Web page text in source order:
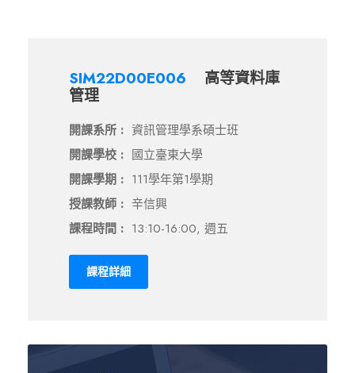
SIM22D00E006
高等資料庫
管理
開課系所 : 資訊管理學系碩士班
開課學校 : 國立臺東大學
開課學期 : 111學年第1學期
授課教師 : 辛信興
課程時間 : 13:10-16:00, 週五
課程詳細